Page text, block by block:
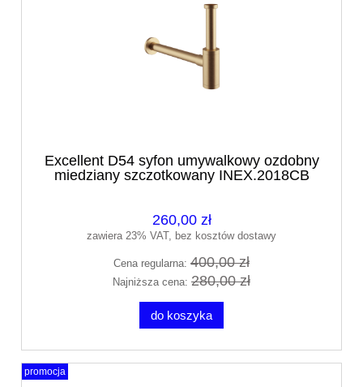
Excellent D54 syfon umywalkowy ozdobny
miedziany szczotkowany INEX.2018CB
260,00 zł
zawiera 23% VAT, bez kosztów dostawy
Cena regularna: 400,00 zł
Najniższa cena: 280,00 zł
do koszyka
promocja